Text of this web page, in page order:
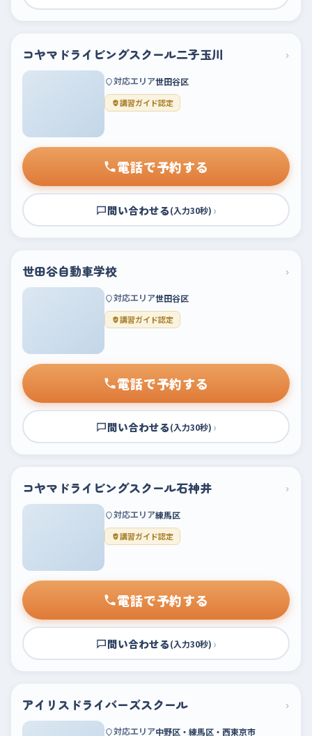
コヤマドライビングスクール二子玉川 ›
対応エリア世田谷区
講習ガイド認定
電話で予約する
問い合わせる(入力30秒) ›
世田谷自動車学校 ›
対応エリア世田谷区
講習ガイド認定
電話で予約する
問い合わせる(入力30秒) ›
コヤマドライビングスクール石神井 ›
対応エリア練馬区
講習ガイド認定
電話で予約する
問い合わせる(入力30秒) ›
アイリスドライバーズスクール ›
対応エリア中野区・練馬区・西東京市